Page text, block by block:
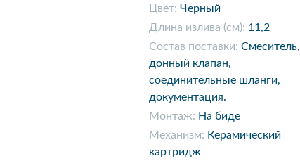
Цвет: Черный
Длина излива (см): 11,2
Состав поставки: Смеситель,
донный клапан,
соединительные шланги,
документация.
Монтаж: На биде
Механизм: Керамический
картридж